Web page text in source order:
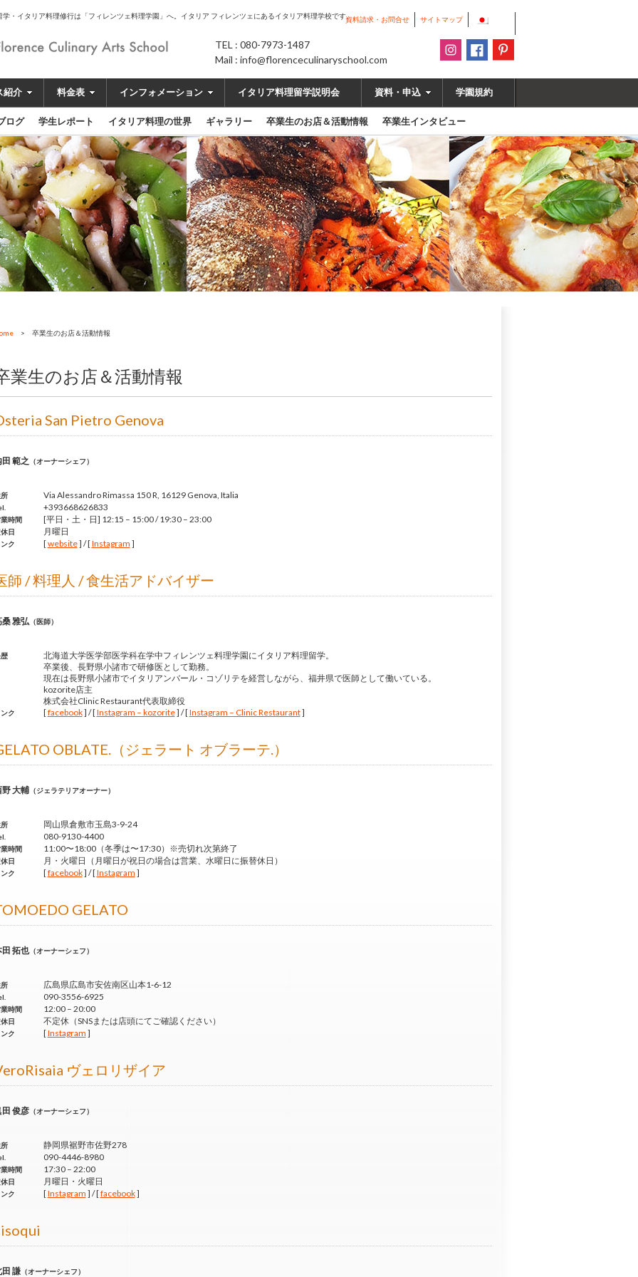
・イタリア料理修行は「フィレンツェ料理学園」へ。イタリア フィレンツェにあるイタリア料理学校です。資料請求・お問合せ サイトマップ
TEL : 080-7973-1487
Mail : info@florenceculinaryschool.com
紹介 料金表 インフォメーション イタリア料理留学説明会 資料・申込 学園規約
ログ 学生レポート イタリア料理の世界 ギャラリー 卒業生のお店＆活動情報 卒業生インタビュー
> 卒業生のお店＆活動情報
業生のお店＆活動情報
San Pietro Genova
範之 （オーナーシェフ）
Via Alessandro Rimassa 150 R, 16129 Genova, Italia
+393668626833
時間 [平日・土・日] 12:15 – 15:00 / 19:30 – 23:00
日 月曜日
ク [website] / [Instagram ]
師 / 料理人 / 食生活アドバイザー
雅弘（医師）
北海道大学医学部医学科在学中フィレンツェ料理学園にイタリア料理留学。
卒業後、長野県小諸市で研修医として勤務。
現在は長野県小諸市でイタリアンバール・コゾリテを経営しながら、福井県で医師として働いている。
kozorite店主
株式会社Clinic Restaurant代表取締役
ク [facebook] / [Instagram – kozorite] / [Instagram – Clinic Restaurant]
OBLATE.（ジェラート オブラーテ.）
大輔（ジェラテリアオーナー）
岡山県倉敷市玉島3-9-24
080-9130-4400
時間 11:00〜18:00（冬季は〜17:30）※売切れ次第終了
日 月・火曜日（月曜日が祝日の場合は営業、水曜日に振替休日）
ク [facebook] / [Instagram ]
GELATO
拓也（オーナーシェフ）
広島県広島市安佐南区山本1-6-12
090-3556-6925
時間 12:00 – 20:00
日 不定休（SNSまたは店頭にてご確認ください）
ク [Instagram ]
ヴェロリザイア
俊彦（オーナーシェフ）
静岡県裾野市佐野278
090-4446-8980
時間 17:30 – 22:00
日 月曜日・火曜日
ク [Instagram ] / [facebook]
謙（オーナーシェフ）